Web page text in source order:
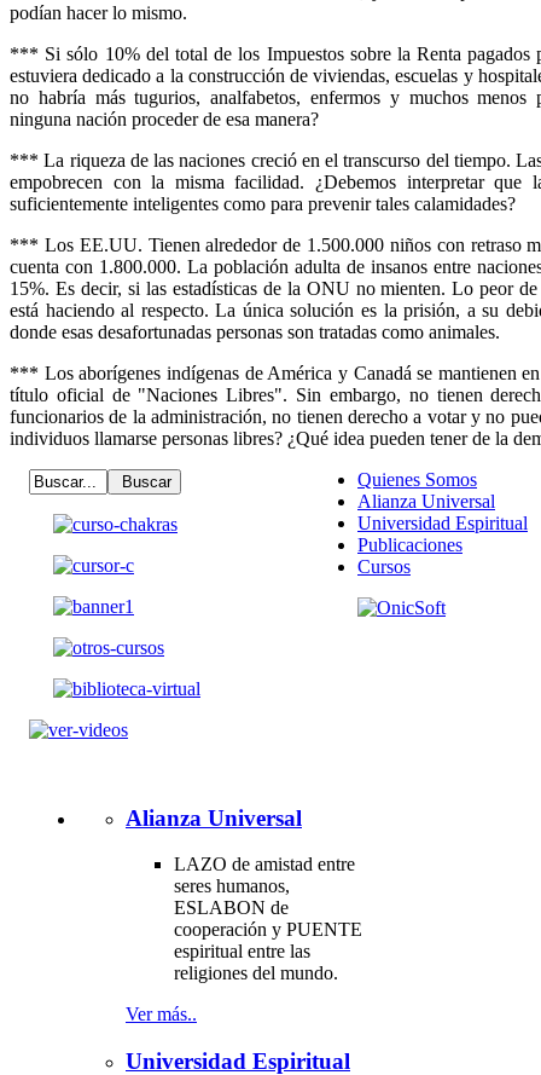
podían hacer lo mismo.
*** Si sólo 10% del total de los Impuestos sobre la Renta pagados
estuviera dedicado a la construcción de viviendas, escuelas y
no habría más tugurios, analfabetos, enfermos y muchos
ninguna nación proceder de esa manera?
*** La riqueza de las naciones creció en el transcurso del tiempo.
empobrecen con la misma facilidad. ¿Debemos interpretar que
suficientemente inteligentes como para prevenir tales calamidades?
*** Los EE.UU. Tienen alrededor de 1.500.000 niños con retraso
cuenta con 1.800.000. La población adulta de insanos entre
15%. Es decir, si las estadísticas de la ONU no mienten. Lo peor
está haciendo al respecto. La única solución es la prisión, a su
donde esas desafortunadas personas son tratadas como animales.
*** Los aborígenes indígenas de América y Canadá se mantienen
título oficial de "Naciones Libres". Sin embargo, no tienen
funcionarios de la administración, no tienen derecho a votar y no
individuos llamarse personas libres? ¿Qué idea pueden tener de la
Alianza Universal
LAZO de amistad entre
seres humanos,
ESLABON de
cooperación y PUENTE
espiritual entre las
religiones del mundo.
Ver más..
Universidad Espiritual
Quienes Somos
Alianza Universal
Universidad Espiritual
Publicaciones
Cursos